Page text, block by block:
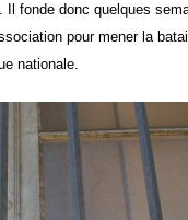
fonde donc quelques
pour mener la
nationale.